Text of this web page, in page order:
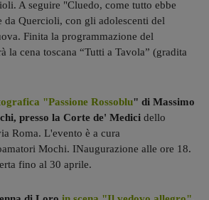
A seguire "Cluedo, come tutto ebbe
da Quercioli, con gli adolescenti del
Finita la programmazione del
la cena toscana “Tutti a Tavola” (gradita
"Passione Rossoblu" di Massimo
presso la Corte de' Medici dello
Roma. L'evento è a cura
Mochi. INaugurazione alle ore 18.
fino al 30 aprile.